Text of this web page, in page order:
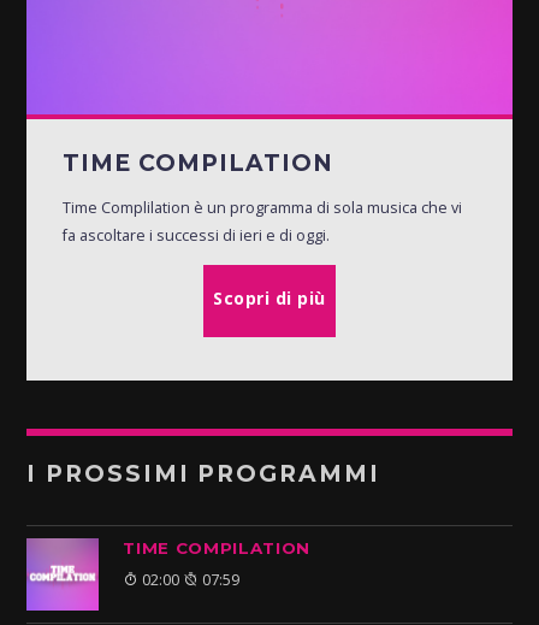
TIME COMPILATION
Time Complilation è un programma di sola musica che vi
fa ascoltare i successi di ieri e di oggi.
Scopri di più
I PROSSIMI PROGRAMMI
TIME COMPILATION
02:00 07:59